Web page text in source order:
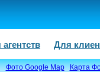
Для
Фото Google Map Карта